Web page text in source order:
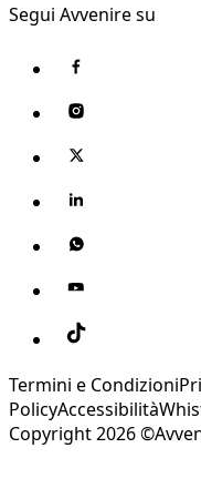
Segui Avvenire su
Termini e Condizioni
PolicyAccessibilità
Copyright 2026